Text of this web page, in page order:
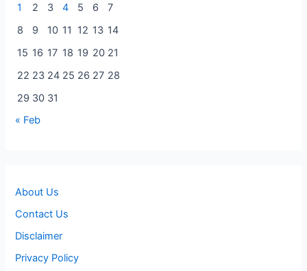
1
2 3 4 5 6
7
8
9 10 11 12 13 14
15 16 17 18 19 20 21
22 23 24 25 26 27 28
29 30 31
« Feb
About Us
Contact Us
Disclaimer
Privacy Policy